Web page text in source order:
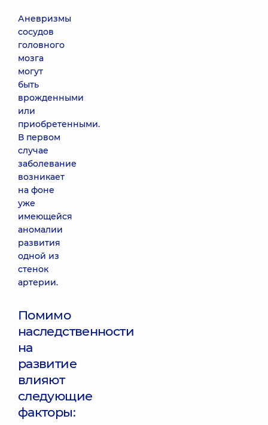
Аневризмы
сосудов
головного
мозга
могут
быть
врожденными
или
приобретенными.
В первом
случае
заболевание
возникает
на фоне
уже
имеющейся
аномалии
развития
одной из
стенок
артерии.
Помимо
наследственности
на
развитие
влияют
следующие
факторы: